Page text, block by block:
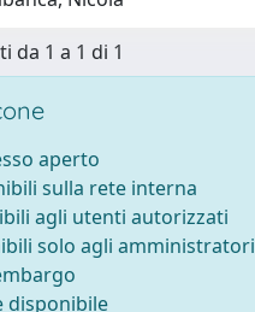
da 1 a 1 di 1
aperto
sulla rete interna
agli utenti autorizzati
solo agli amministratori
disponibile